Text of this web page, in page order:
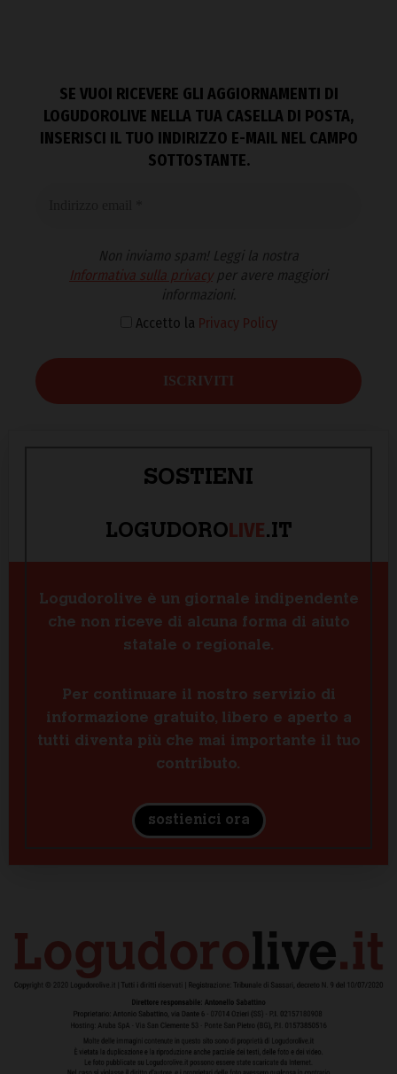
SE VUOI RICEVERE GLI AGGIORNAMENTI DI
LOGUDOROLIVE NELLA TUA CASELLA DI POSTA,
INSERISCI IL TUO INDIRIZZO E-MAIL NEL CAMPO
SOTTOSTANTE.
Non inviamo spam! Leggi la nostra
Informativa sulla privacyper avere maggiori
informazioni.
Accetto la Privacy Policy
SOSTIENI
LOGUDOROLIVE.IT
Logudorolive è un giornale indipendente
che non riceve di alcuna forma di aiuto
statale o regionale.
Per continuare il nostro servizio di
informazione gratuito, libero e aperto a
tutti diventa più che mai importante il tuo
contributo.
sostienici ora